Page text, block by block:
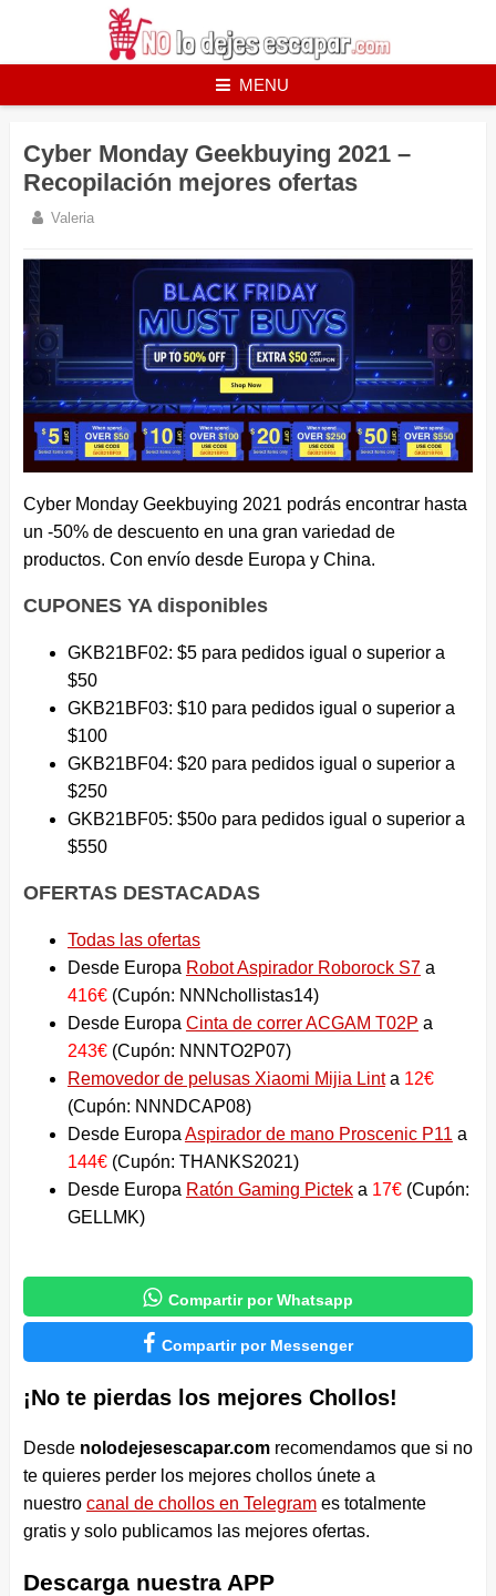
MENU
Cyber Monday Geekbuying 2021 –
Recopilación mejores ofertas
Valeria
Cyber Monday Geekbuying 2021 podrás encontrar hasta
un -50% de descuento en una gran variedad de
productos. Con envío desde Europa y China.
CUPONES YA disponibles
GKB21BF02: $5 para pedidos igual o superior a
$50
GKB21BF03: $10 para pedidos igual o superior a
$100
GKB21BF04: $20 para pedidos igual o superior a
$250
GKB21BF05: $50o para pedidos igual o superior a
$550
OFERTAS DESTACADAS
Todas las ofertas
Desde Europa Robot Aspirador Roborock S7a
416€(Cupón: NNNchollistas14)
Desde Europa Cinta de correr ACGAM T02P a
243€(Cupón: NNNTO2P07)
Removedor de pelusas Xiaomi Mijia Linta 12€
(Cupón: NNNDCAP08)
Desde Europa Aspirador de mano Proscenic P11 a
144€(Cupón: THANKS2021)
Desde Europa Ratón Gaming Picteka 17€(Cupón:
GELLMK)
 Compartir por Whatsapp
 Compartir por Messenger
¡No te pierdas los mejores Chollos!
Desde nolodejesescapar.comrecomendamos que si no
te quieres perder los mejores chollos únete a
nuestro canal de chollos en Telegrames totalmente
gratis y solo publicamos las mejores ofertas.
Descarga nuestra APP